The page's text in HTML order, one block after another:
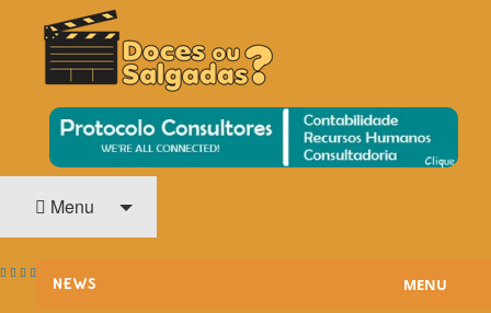
DOCES OU SALGADAS?
O Cinema? Uma Paixão!!
Menu
NEWS MENU